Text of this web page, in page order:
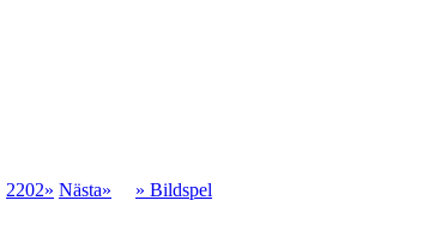
2202» Nästa»
» Bildspel